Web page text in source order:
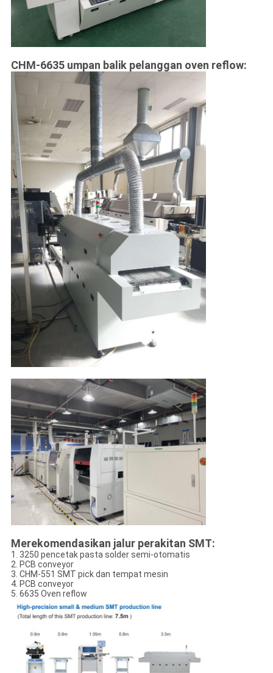
CHM-6635 umpan balik pelanggan oven reflow:
Merekomendasikan jalur perakitan SMT:
1. 3250 pencetak pasta solder semi-otomatis
2. PCB conveyor
3. CHM-551 SMT pick dan tempat mesin
4. PCB conveyor
5. 6635 Oven reflow